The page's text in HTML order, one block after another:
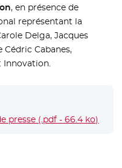
, en présence de
représentant la
Delga, Jacques
Cabanes,
Innovation.
presse (.pdf - 66.4 ko)